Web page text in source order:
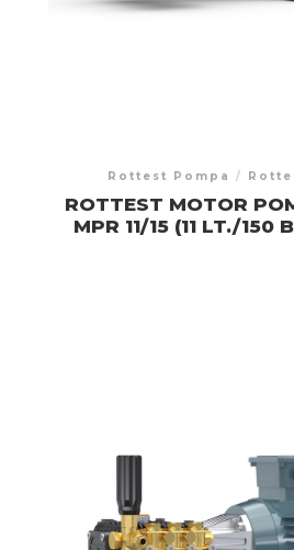
Rottest Pompa /
ROTTEST MOTOR
MPR 11/15 (11 LT./150